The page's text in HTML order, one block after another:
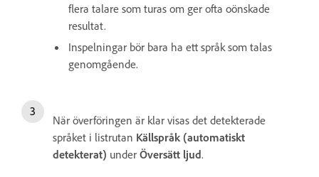
flera talare som turas om ger ofta oönskade
resultat.
Inspelningar bör bara ha ett språk som talas
genomgående.
När överföringen är klar visas det detekterade
språket i listrutan Källspråk (automatiskt
detekterat) under Översätt ljud.